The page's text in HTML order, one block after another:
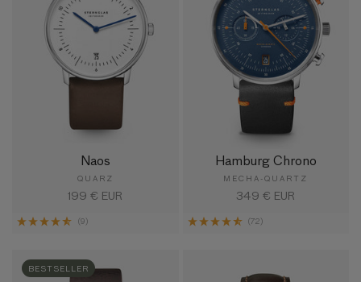
Naos
QUARZ
Normaler
199 € EUR
(9)
Hamburg Chrono
MECHA-QUARTZ
Normaler
349 € EUR
(72)
BESTSELLER